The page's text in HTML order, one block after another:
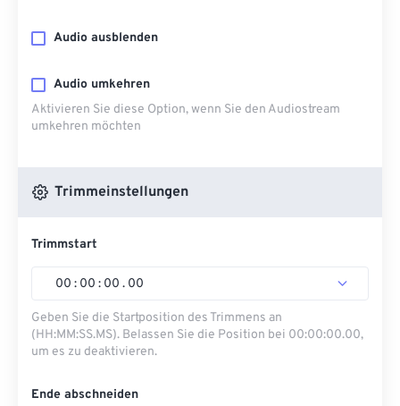
Audio ausblenden
Audio umkehren
Aktivieren Sie diese Option, wenn Sie den Audiostream
umkehren möchten
Trimmeinstellungen
Trimmstart
00 : 00 : 00 . 00
Geben Sie die Startposition des Trimmens an
(HH:MM:SS.MS). Belassen Sie die Position bei 00:00:00.00,
um es zu deaktivieren.
Ende abschneiden